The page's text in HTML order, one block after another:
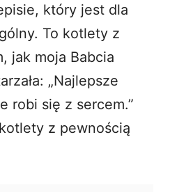
który jest dla
To kotlety z
jak moja Babcia
„Najlepsze
robi się z sercem.”
z pewnością